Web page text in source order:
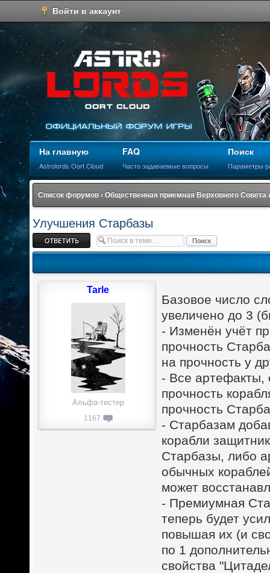
Войти в аккаунт
На главную
Astrolords Oort Cloud
FAQ
Часто задаваемые вопросы
Поиск
Параметры
Список форумов ‹ Общественная приемная Верховного Совета
Улучшения Старбазы
Ответить
Базовое число
увеличено до 3
- Изменён учёт
прочность
на прочность у
- Все
прочность
прочность
- Старбазам
корабли
Старбазы, либо
обычных
может
- Премиумная
теперь будет
повышая их (и
по 1
свойства
Tarle
Альфа-тестер
1167